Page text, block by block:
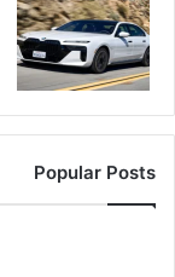
Popular Posts